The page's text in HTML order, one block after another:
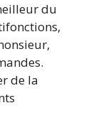
du
de la